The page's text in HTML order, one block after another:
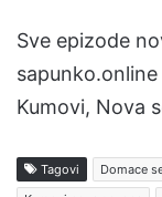
Sve epizode
Kumovi, Nova
Tagovi Domace